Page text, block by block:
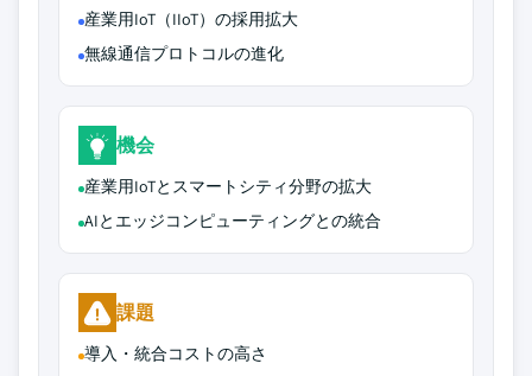
産業用IoT（IIoT）の採用拡大
無線通信プロトコルの進化
機会
産業用IoTとスマートシティ分野の拡大
AIとエッジコンピューティングとの統合
課題
導入・統合コストの高さ